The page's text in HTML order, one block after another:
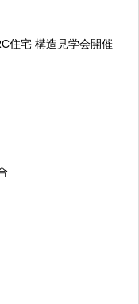
住宅 構造見学会開催